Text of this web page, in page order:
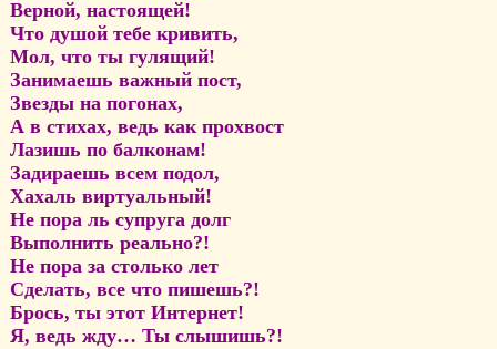
Верной, настоящей!
Что душой тебе кривить,
Мол, что ты гулящий!
Занимаешь важный пост,
Звезды на погонах,
А в стихах, ведь как прохвост
Лазишь по балконам!
Задираешь всем подол,
Хахаль виртуальный!
Не пора ль супруга долг
Выполнить реально?!
Не пора за столько лет
Сделать, все что пишешь?!
Брось, ты этот Интернет!
Я, ведь жду… Ты слышишь?!